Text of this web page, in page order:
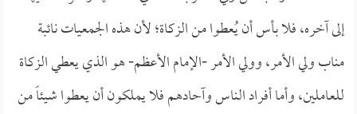
إلى آخره، فلا بأس أن يُعطوا من الزكاة؛ لأن هذه الجمعيات نائبة
مناب ولي الأمر، وولي الأمر -الإمام الأعظم- هو الذي يعطي الزكاة
للعاملين، وأما أفراد الناس وآحادهم فلا يملكون أن يعطوا شيئاً من